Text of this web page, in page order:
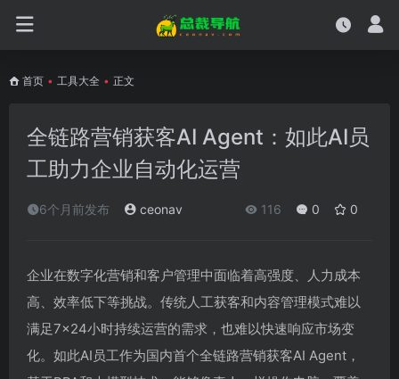
首页 • 工具大全 • 正文
全链路营销获客AI Agent：如此AI员
工助力企业自动化运营
6个月前发布 ceonav 116 0 0
企业在数字化营销和客户管理中面临着高强度、人力成本
高、效率低下等挑战。传统人工获客和内容管理模式难以
满足7×24小时持续运营的需求，也难以快速响应市场变
化。如此AI员工作为国内首个全链路营销获客AI Agent，